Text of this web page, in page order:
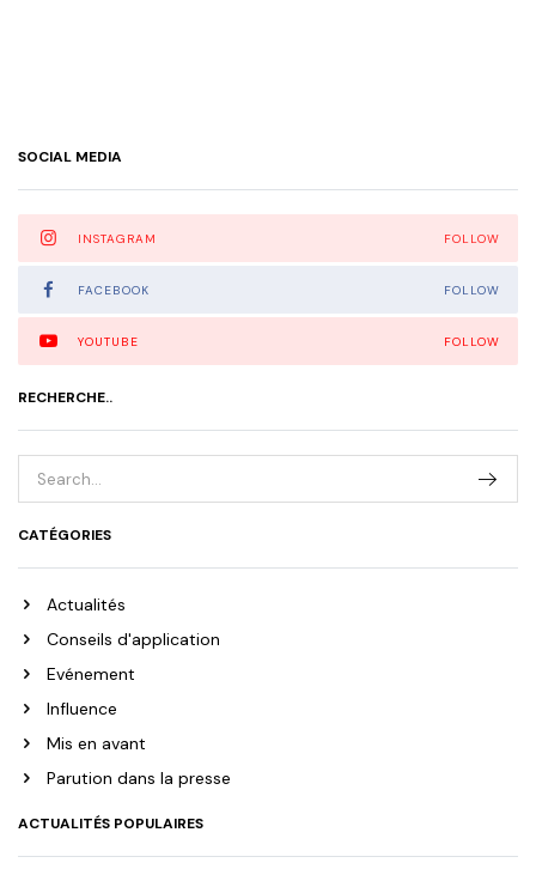
SOCIAL MEDIA
INSTAGRAM FOLLOW
FACEBOOK FOLLOW
YOUTUBE FOLLOW
RECHERCHE..
CATÉGORIES
Actualités
Conseils d'application
Evénement
Influence
Mis en avant
Parution dans la presse
ACTUALITÉS POPULAIRES